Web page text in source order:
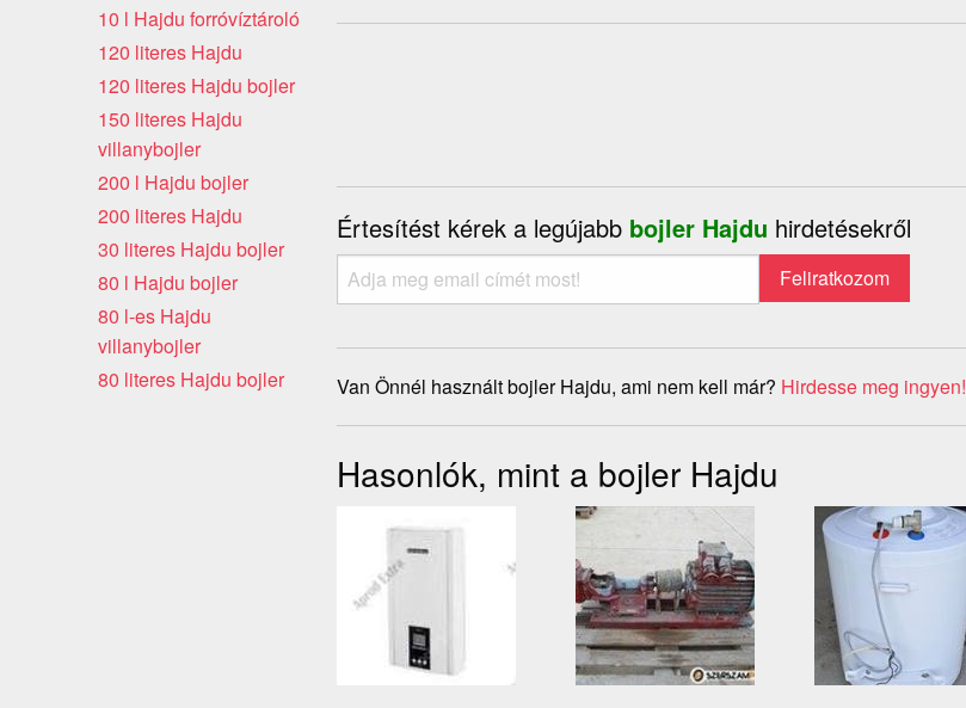
Értesítést kérek a legújabb bojler Hajdu hirdetésekről
Van Önnél használt bojler Hajdu, ami nem kell már? Hirdesse meg ingyen!
Hasonlók, mint a bojler Hajdu
10 l Hajdu forróvíztároló
120 literes Hajdu
120 literes Hajdu bojler
150 literes Hajdu
villanybojler
200 l Hajdu bojler
200 literes Hajdu
30 literes Hajdu bojler
80 l Hajdu bojler
80 l-es Hajdu
villanybojler
80 literes Hajdu bojler